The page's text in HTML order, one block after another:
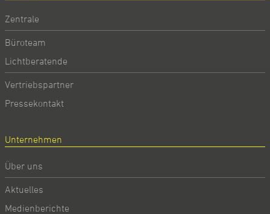
Zentrale
Büroteam
Lichtberatende
Vertriebspartner
Pressekontakt
Unternehmen
Über uns
Aktuelles
Medienberichte